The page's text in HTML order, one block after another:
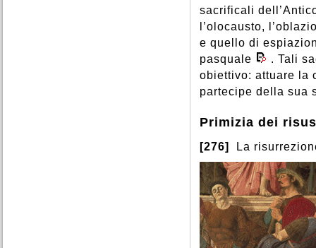
sacrificali
l’olocausto,
e quello di
pasquale
. Tali
obiettivo: attuare la
partecipe della sua
Primizia dei
[276] La